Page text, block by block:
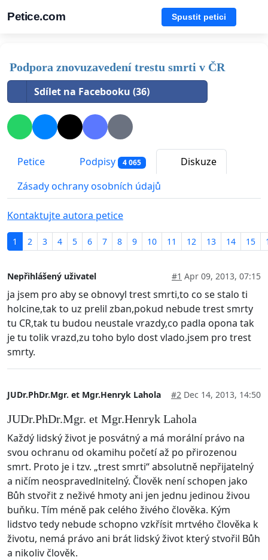
Petice.com Spustit petici
Podpora znovuzavedení trestu smrti v ČR
Sdílet na Facebooku (36)
Petice Podpisy 4 065
Diskuze
Zásady ochrany osobních údajů
Kontaktujte autora petice
1 2 3 4 5 6 7 8 9 10 11 12 13 14 15
Nepřihlášený uživatel #1 Apr 09, 2013, 07:15
ja jsem pro aby se obnovyl trest smrti,to co se stalo ti
holcine,tak to uz prelil zban,pokud nebude trest smrty
tu CR,tak tu budou neustale vrazdy,co padla opona tak
je tu tolik vrazd,zu toho bylo dost vlado.jsem pro trest
smrty.
JUDr.PhDr.Mgr. et Mgr.Henryk Lahola #2 Dec 14, 2013, 14:50
JUDr.PhDr.Mgr. et Mgr.Henryk Lahola
Každý lidský život je posvátný a má morální právo na
svou ochranu od okamihu početí až po přirozenou
smrt. Proto je i tzv. „trest smrti“ absolutně nepřijatelný
a ničím neospravedlnitelný. Člověk není schopen jako
Bůh stvořit z neživé hmoty ani jen jednu jedinou živou
buňku. Tím méně pak celého živého člověka. Kým
lidstvo tedy nebude schopno vzkřísit mrtvého člověka k
životu, nemá právo ani brát lidský život který stvořil Bůh
a nikoliv člověk.